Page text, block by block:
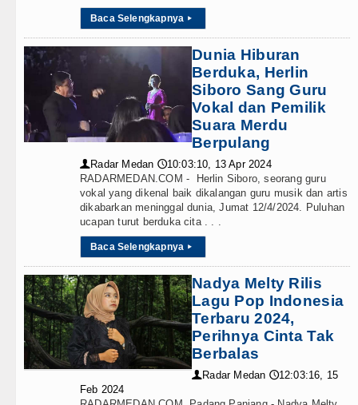
Baca Selengkapnya ▸
Dunia Hiburan
Berduka, Herlin
Siboro Sang Guru
Vokal dan Pemilik
Suara Merdu
Berpulang
👤 Radar Medan 🕔10:03:10, 13 Apr 2024
RADARMEDAN.COM - Herlin Siboro, seorang guru
vokal yang dikenal baik dikalangan guru musik dan artis
dikabarkan meninggal dunia, Jumat 12/4/2024. Puluhan
ucapan turut berduka cita . . .
Baca Selengkapnya ▸
Nadya Melty Rilis
Lagu Pop Indonesia
Terbaru 2024,
Perihnya Cinta Tak
Berbalas
👤 Radar Medan 🕔12:03:16, 15
Feb 2024